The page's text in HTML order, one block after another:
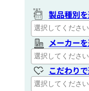
製品種別
メーカー
こだわり